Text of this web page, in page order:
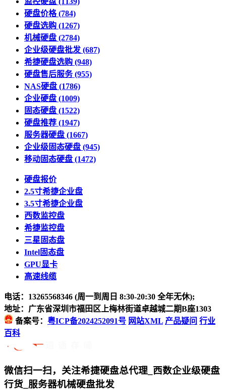
硬盘价格(784)
硬盘选购 (1267)
机械硬盘 (2784)
企业级硬盘批发 (687)
希捷硬盘选购 (948)
硬盘售后服务(955)
NAS硬盘 (1786)
企业硬盘 (1009)
固态硬盘 (1522)
硬盘推荐 (1947)
服务器硬盘 (1667)
企业级固态硬盘 (945)
移动固态硬盘 (1472)
硬盘报价
2.5寸希捷企业盘
3.5寸希捷企业盘
西数监控盘
希捷监控盘
三星固态盘
Intel固态盘
GPU显卡
高速线缆
电话：13265568346 (周一到周日 8:30-20:30 全年无休);
地址：广东省深圳市福田区上梅林街道卓越城二期B座1303
备案号： 粤ICP备2024252091号 网站XML 产品疑问 行业
百科
微信扫一扫，关注希捷硬盘总代理_西数企业级硬盘
行货_服务器机械硬盘批发